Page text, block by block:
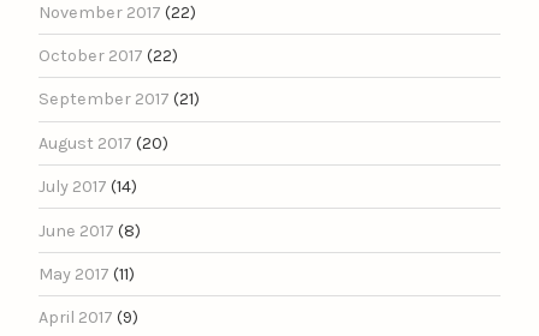
November 2017 (22)
October 2017 (22)
September 2017 (21)
August 2017 (20)
July 2017 (14)
June 2017 (8)
May 2017 (11)
April 2017 (9)